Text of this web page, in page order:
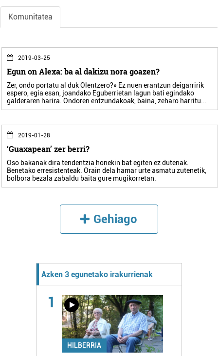
Komunitatea
2019-03-25
Egun on Alexa: ba al dakizu nora goazen?
Zer, ondo portatu al duk Olentzero?» Ez nuen erantzun deigarririk
espero, egia esan, joandako Eguberrietan lagun bati egindako
galderaren harira. Ondoren entzundakoak, baina, zeharo harritu...
2019-01-28
‘Guaxapean’ zer berri?
Oso bakanak dira tendentzia honekin bat egiten ez dutenak.
Benetako erresistenteak. Orain dela hamar urte asmatu zutenetik,
bolbora bezala zabaldu baita gure mugikorretan.
Gehiago
Azken 3 egunetako irakurrienak
1
HILBERRIA